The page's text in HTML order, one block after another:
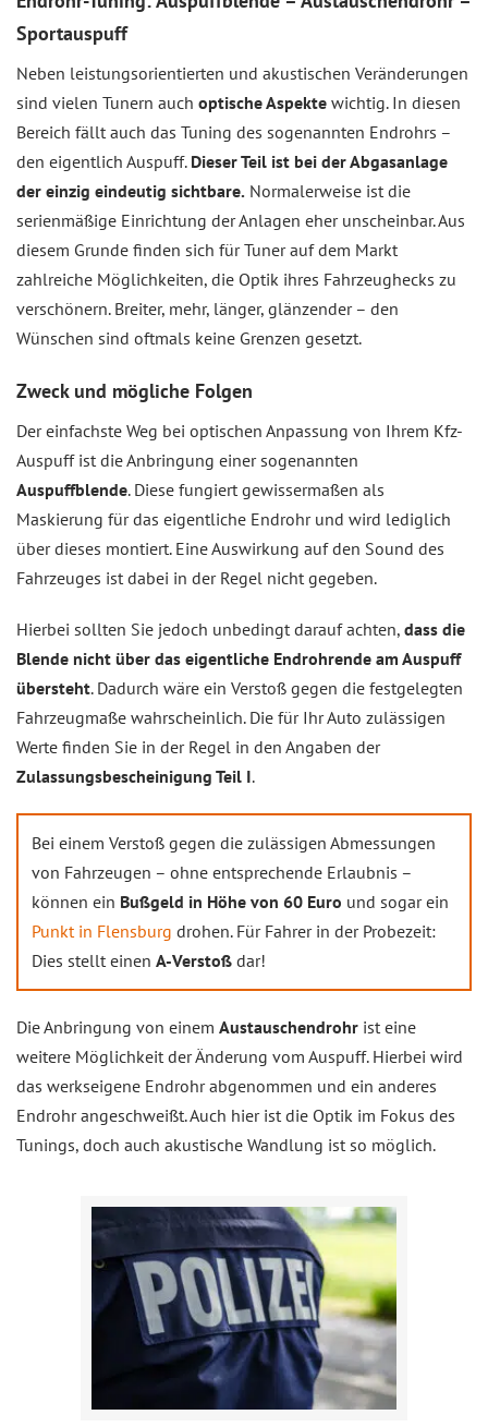
Sportauspuff
Neben leistungsorientierten und akustischen Veränderungen
sind vielen Tunern auch optische Aspekte wichtig. In diesen
Bereich fällt auch das Tuning des sogenannten Endrohrs –
den eigentlich Auspuff. Dieser Teil ist bei der Abgasanlage
der einzig eindeutig sichtbare. Normalerweise ist die
serienmäßige Einrichtung der Anlagen eher unscheinbar. Aus
diesem Grunde finden sich für Tuner auf dem Markt
zahlreiche Möglichkeiten, die Optik ihres Fahrzeughecks zu
verschönern. Breiter, mehr, länger, glänzender – den
Wünschen sind oftmals keine Grenzen gesetzt.
Zweck und mögliche Folgen
Der einfachste Weg bei optischen Anpassung von Ihrem Kfz-
Auspuff ist die Anbringung einer sogenannten
Auspuffblende. Diese fungiert gewissermaßen als
Maskierung für das eigentliche Endrohr und wird lediglich
über dieses montiert. Eine Auswirkung auf den Sound des
Fahrzeuges ist dabei in der Regel nicht gegeben.
Hierbei sollten Sie jedoch unbedingt darauf achten, dass die
Blende nicht über das eigentliche Endrohrende am Auspuff
übersteht. Dadurch wäre ein Verstoß gegen die festgelegten
Fahrzeugmaße wahrscheinlich. Die für Ihr Auto zulässigen
Werte finden Sie in der Regel in den Angaben der
Zulassungsbescheinigung Teil I.
Bei einem Verstoß gegen die zulässigen Abmessungen
von Fahrzeugen – ohne entsprechende Erlaubnis –
können ein Bußgeld in Höhe von 60 Euro und sogar ein
Punkt in Flensburg drohen. Für Fahrer in der Probezeit:
Dies stellt einen A-Verstoß dar!
Die Anbringung von einem Austauschendrohr ist eine
weitere Möglichkeit der Änderung vom Auspuff. Hierbei wird
das werkseigene Endrohr abgenommen und ein anderes
Endrohr angeschweißt. Auch hier ist die Optik im Fokus des
Tunings, doch auch akustische Wandlung ist so möglich.